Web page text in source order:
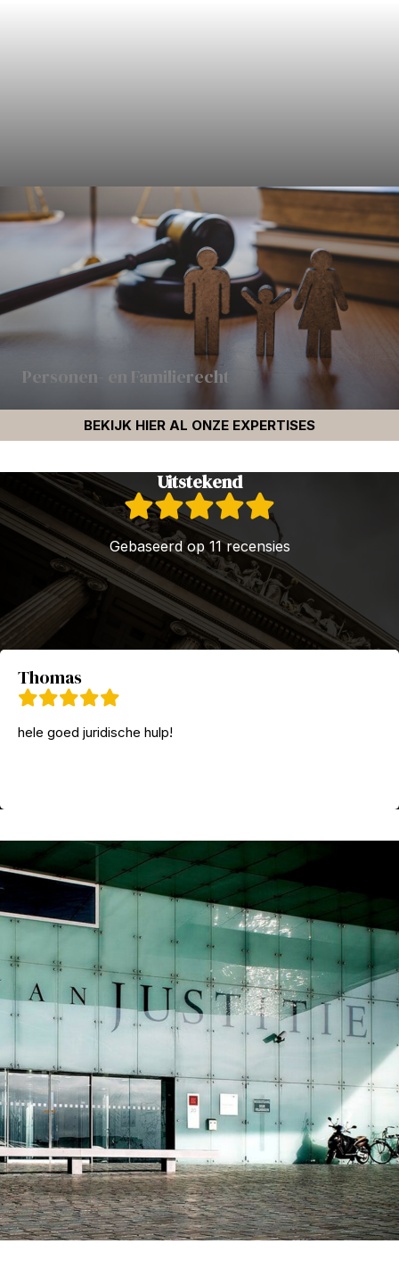
Personen- en Familierecht
BEKIJK HIER AL ONZE EXPERTISES
Uitstekend
Gebaseerd op 11 recensies
Thomas
hele goed juridische hulp!